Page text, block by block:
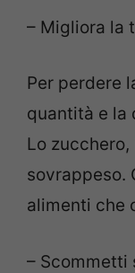
– Migliora la
Per perdere
quantità e la
Lo
sovrappeso.
alimenti che
– Scommetti